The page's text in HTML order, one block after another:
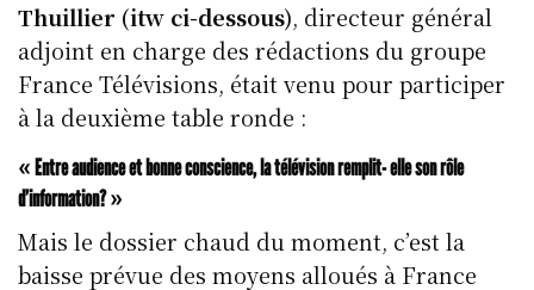
Thuillier (itw ci-dessous), directeur général
adjoint en charge des rédactions du groupe
France Télévisions, était venu pour participer
à la deuxième table ronde :
« Entre audience et bonne conscience, la télévision remplit- elle son rôle
d’information? »
Mais le dossier chaud du moment, c’est la
baisse prévue des moyens alloués à France